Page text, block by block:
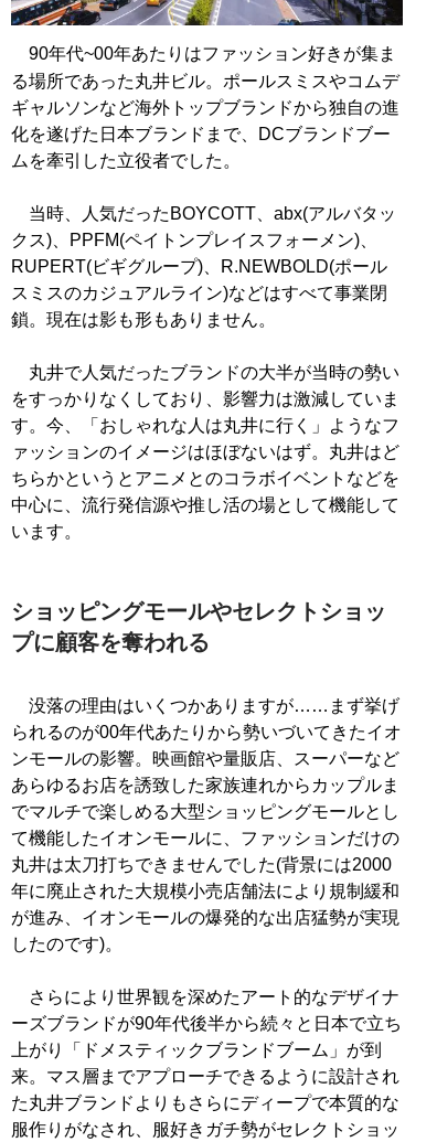
90年代~00年あたりはファッション好きが集ま
る場所であった丸井ビル。ポールスミスやコムデ
ギャルソンなど海外トップブランドから独自の進
化を遂げた日本ブランドまで、DCブランドブー
ムを牽引した立役者でした。
当時、人気だったBOYCOTT、abx(アルバタッ
クス)、PPFM(ペイトンプレイスフォーメン)、
RUPERT(ビギグループ)、R.NEWBOLD(ポール
スミスのカジュアルライン)などはすべて事業閉
鎖。現在は影も形もありません。
丸井で人気だったブランドの大半が当時の勢い
をすっかりなくしており、影響力は激減していま
す。今、「おしゃれな人は丸井に行く」ようなフ
ァッションのイメージはほぼないはず。丸井はど
ちらかというとアニメとのコラボイベントなどを
中心に、流行発信源や推し活の場として機能して
います。
ショッピングモールやセレクトショッ
プに顧客を奪われる
没落の理由はいくつかありますが……まず挙げ
られるのが00年代あたりから勢いづいてきたイオ
ンモールの影響。映画館や量販店、スーパーなど
あらゆるお店を誘致した家族連れからカップルま
でマルチで楽しめる大型ショッピングモールとし
て機能したイオンモールに、ファッションだけの
丸井は太刀打ちできませんでした(背景には2000
年に廃止された大規模小売店舗法により規制緩和
が進み、イオンモールの爆発的な出店猛勢が実現
したのです)。
さらにより世界観を深めたアート的なデザイナ
ーズブランドが90年代後半から続々と日本で立ち
上がり「ドメスティックブランドブーム」が到
来。マス層までアプローチできるように設計され
た丸井ブランドよりもさらにディープで本質的な
服作りがなされ、服好きガチ勢がセレクトショッ